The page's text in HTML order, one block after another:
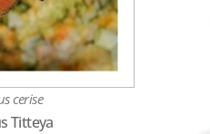
cerise
Titteya